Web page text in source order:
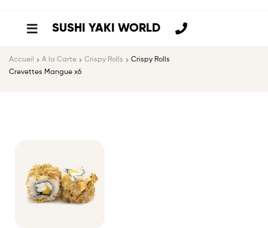
SUSHI YAKI WORLD
Accueil A la Carte Crispy Rolls
Crispy Rolls
Crevettes Mangue x6